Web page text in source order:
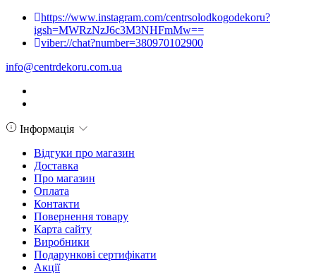
https://www.instagram.com/centrsolodkogodekoru?
igsh=MWRzNzJ6c3M3NHFmMw==
viber://chat?number=380970102900
info@centrdekoru.com.ua
Інформація
Відгуки про магазин
Доставка
Про магазин
Оплата
Контакти
Повернення товару
Карта сайту
Виробники
Подарункові сертифікати
Акції